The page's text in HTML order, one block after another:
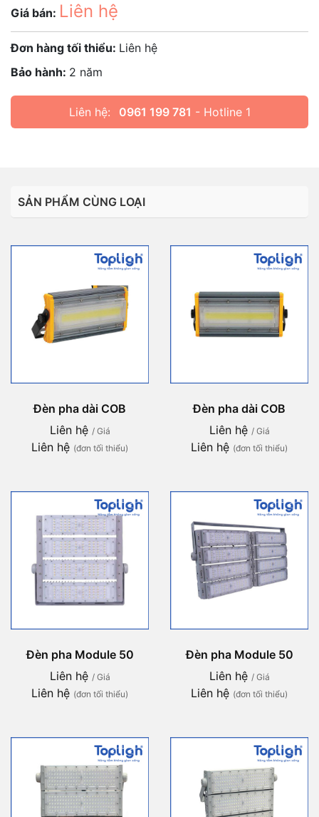
Giá bán: Liên hệ
Đơn hàng tối thiểu: Liên hệ
Bảo hành: 2 năm
Liên hệ: 0961 199 781 - Hotline 1
SẢN PHẨM CÙNG LOẠI
Đèn pha dài COB
Liên hệ / Giá
Liên hệ (đơn tối thiểu)
Đèn pha dài COB
Liên hệ / Giá
Liên hệ (đơn tối thiểu)
Đèn pha Module 50
Liên hệ / Giá
Liên hệ (đơn tối thiểu)
Đèn pha Module 50
Liên hệ / Giá
Liên hệ (đơn tối thiểu)